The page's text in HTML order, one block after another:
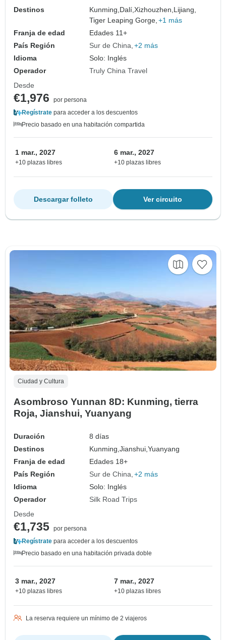
Destinos
Kunming, Dalí,Xizhouzhen, Lijiang,
Tiger Leaping Gorge, +1 más
Franja de edad
Edades 11+
País Región
Sur de China +2 más
Idioma
Solo: Inglés
Operador
Truly China Travel
Desde
€1,976
por persona
Regístrate para acceder a los descuentos
Precio basado en una habitación compartida
1 mar., 2027
+10 plazas libres
6 mar., 2027
+10 plazas libres
Ver circuito
Descargar folleto
Ciudad y Cultura
Asombroso Yunnan 8D: Kunming, tierra
Roja, Jianshui, Yuanyang
Duración
8 días
Destinos
Kunming,Jianshui,Yuanyang
Franja de edad
Edades 18+
País Región
Sur de China +2 más
Idioma
Solo: Inglés
Operador
Silk Road Trips
Desde
€1,735 por persona
Regístrate para acceder a los descuentos
Precio basado en una habitación privada doble
3 mar., 2027
+10 plazas libres
7 mar., 2027
+10 plazas libres
La reserva requiere un mínimo de 2 viajeros